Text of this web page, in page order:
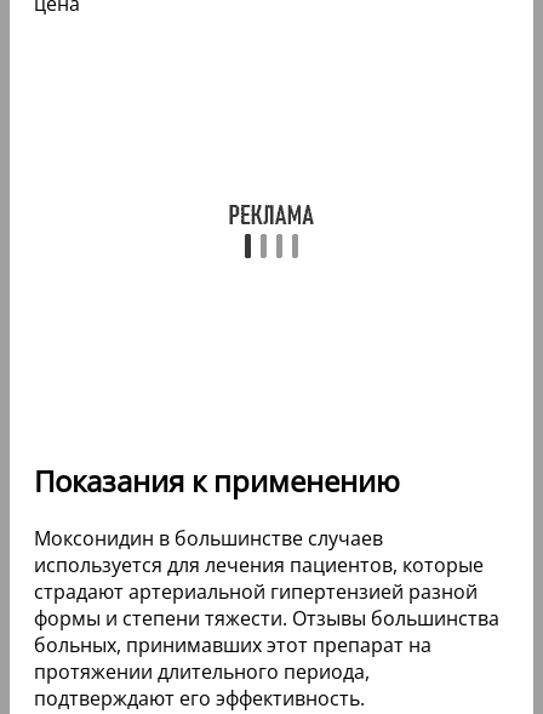
Показания к применению
Моксонидин в большинстве случаев
используется для лечения пациентов, которые
страдают артериальной гипертензией разной
формы и степени тяжести. Отзывы большинства
больных, принимавших этот препарат на
протяжении длительного периода,
подтверждают его эффективность.